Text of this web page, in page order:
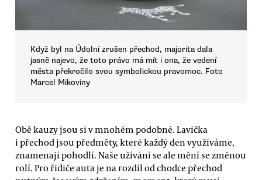
Když byl na Údolní zrušen přechod, majorita dala
jasně najevo, že toto právo má mít i ona, že vedení
města překročilo svou symbolickou pravomoc. Foto
Marcel Mikoviny
Obě kauzy jsou si v mnohém podobné. Lavička
i přechod jsou předměty, které každý den využíváme,
znamenají pohodlí. Naše užívání se ale mění se změnou
rolí. Pro řidiče auta je na rozdíl od chodce přechod